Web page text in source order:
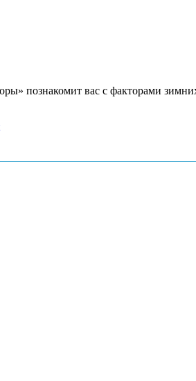
познакомит вас с факторами